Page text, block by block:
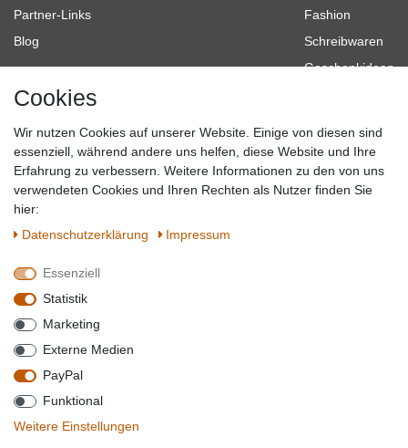
Partner-Links
Blog
Fashion
Schreibwaren
Geschenkideen
Topmarken
SICHER EINKAUFEN
QUALITÄT
WIR AKZEPTIEREN
*Alle Preise verstehen sich inkl. MwSt. zzgl. Versandkosten. **Gilt für Lieferungen
innerhalb deutschlands, Lieferzeiten für andere Länder entnehmen Sie bitte der
Cookies
Wir nutzen Cookies auf unserer Website. Einige von diesen sind
essenziell, während andere uns helfen, diese Website und Ihre
Erfahrung zu verbessern. Weitere Informationen zu den von uns
verwendeten Cookies und Ihren Rechten als Nutzer finden Sie
hier:
Daten­schutz­erklärung
Impressum
Essenziell
Statistik
Marketing
Externe Medien
PayPal
Funktional
Weitere Einstellungen